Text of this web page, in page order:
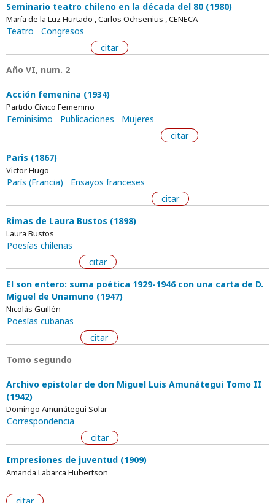
Seminario teatro chileno en la década del 80 (1980)
María de la Luz Hurtado , Carlos Ochsenius , CENECA
Teatro
Congresos
citar
Año VI, num. 2
Acción femenina (1934)
Partido Cívico Femenino
Feminisimo Publicaciones
Mujeres
citar
Paris (1867)
Victor Hugo
París (Francia)
Ensayos franceses
citar
Rimas de Laura Bustos (1898)
Laura Bustos
Poesías chilenas
citar
El son entero: suma poética 1929-1946 con una carta de D.
Miguel de Unamuno (1947)
Nicolás Guillén
Poesías cubanas
citar
Tomo segundo
Archivo epistolar de don Miguel Luis Amunátegui Tomo II
(1942)
Domingo Amunátegui Solar
Correspondencia
citar
Impresiones de juventud (1909)
Amanda Labarca Hubertson